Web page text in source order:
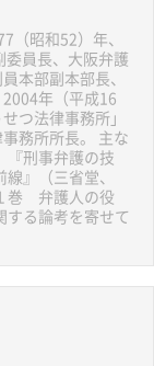
（昭和52）年、
委員長、大阪弁護
本部副本部長、
年（平成16
つ法律事務所」
務所所長。 主な
『刑事弁護の技
』（三省堂、
巻 弁護人の役
る論考を寄せて